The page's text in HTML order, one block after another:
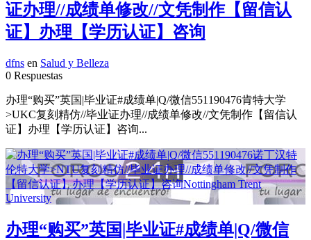
证办理//成绩单修改//文凭制作【留信认
证】办理【学历认证】咨询
dfns en Salud y Belleza
0 Respuestas
办理“购买”英国|毕业证#成绩单|Q/微信551190476肯特大学
>UKC复刻精仿//毕业证办理//成绩单修改//文凭制作【留信认
证】办理【学历认证】咨询...
办理“购买”英国|毕业证#成绩单|Q/微信